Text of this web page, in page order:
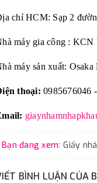
chỉ HCM: Sạp 2
máy gia công :
máy sản xuất:
thoại: 0985676046
Bạn đang xem:
BÌNH LUẬN CỦA